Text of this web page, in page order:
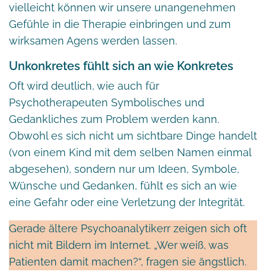
vielleicht können wir unsere unangenehmen
Gefühle in die Therapie einbringen und zum
wirksamen Agens werden lassen.
Unkonkretes fühlt sich an wie Konkretes
Oft wird deutlich, wie auch für
Psychotherapeuten Symbolisches und
Gedankliches zum Problem werden kann.
Obwohl es sich nicht um sichtbare Dinge handelt
(von einem Kind mit dem selben Namen einmal
abgesehen), sondern nur um Ideen, Symbole,
Wünsche und Gedanken, fühlt es sich an wie
eine Gefahr oder eine Verletzung der Integrität.
Gerade ältere Psychoanalytikerr zeigen sich oft
nicht mit Bildern im Internet. „Wer weiß, was
Patienten damit machen?“, fragen sie ängstlich.